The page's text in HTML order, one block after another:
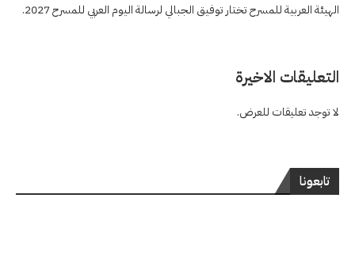
الهيئة العربية للمسرح تختار توفيق الجبالي لرسالة اليوم العربي للمسرح 2027.
التعليقات الاخيرة
لا توجد تعليقات للعرض.
تابعونا